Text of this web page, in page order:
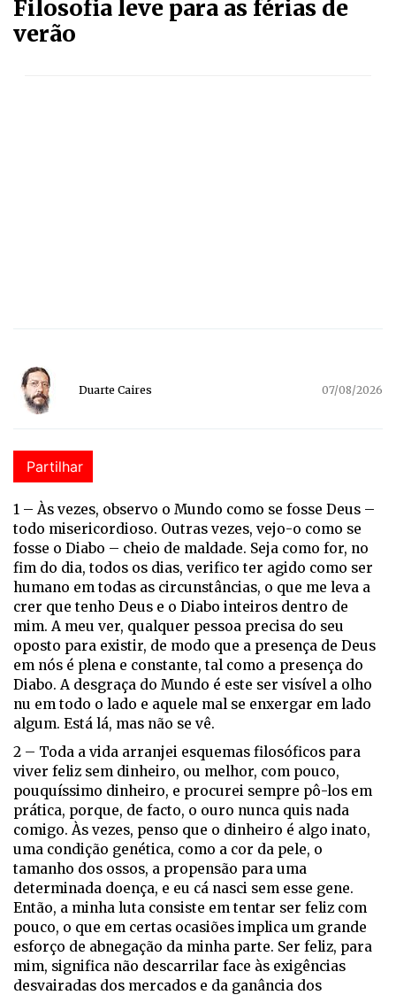
Filosofia leve para as férias de
verão
Duarte Caires 07/08/2026
Partilhar
1 – Às vezes, observo o Mundo como se fosse Deus –
todo misericordioso. Outras vezes, vejo-o como se
fosse o Diabo – cheio de maldade. Seja como for, no
fim do dia, todos os dias, verifico ter agido como ser
humano em todas as circunstâncias, o que me leva a
crer que tenho Deus e o Diabo inteiros dentro de
mim. A meu ver, qualquer pessoa precisa do seu
oposto para existir, de modo que a presença de Deus
em nós é plena e constante, tal como a presença do
Diabo. A desgraça do Mundo é este ser visível a olho
nu em todo o lado e aquele mal se enxergar em lado
algum. Está lá, mas não se vê.
2 – Toda a vida arranjei esquemas filosóficos para
viver feliz sem dinheiro, ou melhor, com pouco,
pouquíssimo dinheiro, e procurei sempre pô-los em
prática, porque, de facto, o ouro nunca quis nada
comigo. Às vezes, penso que o dinheiro é algo inato,
uma condição genética, como a cor da pele, o
tamanho dos ossos, a propensão para uma
determinada doença, e eu cá nasci sem esse gene.
Então, a minha luta consiste em tentar ser feliz com
pouco, o que em certas ocasiões implica um grande
esforço de abnegação da minha parte. Ser feliz, para
mim, significa não descarrilar face às exigências
desvairadas dos mercados e da ganância dos